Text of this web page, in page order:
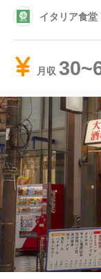
イタリア食
月収